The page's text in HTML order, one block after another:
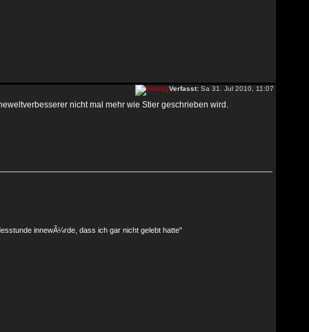
Verfasst: Sa 31. Jul 2010, 11:07
nicht mal mehr wie Stier geschrieben wird.
innewÃ¼rde, dass ich gar nicht gelebt hatte"